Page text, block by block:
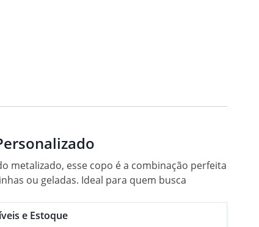
metalizado, esse copo é a combinação perfeita
ou geladas. Ideal para quem busca
e Estoque